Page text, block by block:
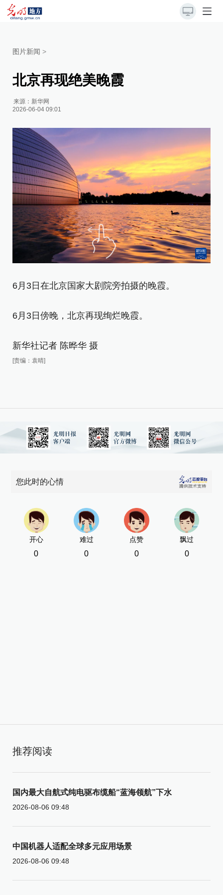
图片新闻 >
北京再现绝美晚霞
来源： 新华网
2026-06-04 09:01
6月3日在北京国家大剧院旁拍摄的晚霞。
6月3日傍晚，北京再现绚烂晚霞。
新华社记者 陈晔华 摄
[责编：袁晴]
您此时的心情
开心
0
难过
0
点赞
0
飘过
0
推荐阅读
国内最大自航式纯电驱布缆船“蓝海领航”下水
2026-08-06 09:48
中国机器人适配全球多元应用场景
2026-08-06 09:48